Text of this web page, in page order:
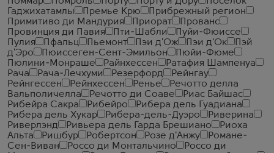
Гаджихатамлы
Премье Крю
Прибрежный регион
Примитиво ди Мандурия
Приорат
Прованс
Провинция ди Павия
Пти-Шабли
Пуйи-Фюиссе
Пулия
Пфальц Пьемонт Пэи д'Ож Пэи д'Ок
Пэй
д'Эро
Пюиссеген-Сент-Эмильон
Пюйи-Фюме
Пюлини-Монраше
Райнхессен
Ратафия Шампенуа
Рача
Рача-Лечхуми Резерфорд
Рейнгау
Рейнгессен
Рейнхессен Ренье
Речотто делла
Вальполичелла
Речотто ди Соаве
Риас Байшас
Рибейра Сакра
Рибейро
Рибера дель Гуадиана
Рибера дель Хукар
Рибера-дель-Дуэро
Риверина
Риверлэнд
Ривьера дель Гарда Брешиано
Риоха
Альта
Ришбур Робертсон Розе д'Анжу
Романе-
Сен-Виван
Россо ди Монтальчино
Россо ди